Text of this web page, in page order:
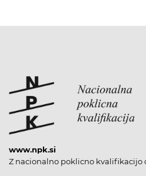
www.npk.si
Z nacionalno poklicno kvalifikacijo